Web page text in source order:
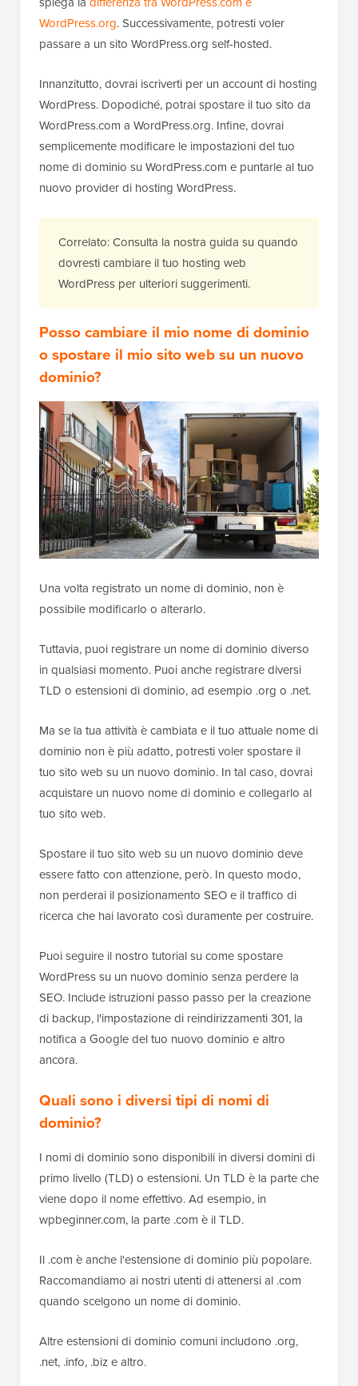
WordPress.org. Successivamente, potresti voler
passare a un sito WordPress.org self-hosted.
Innanzitutto, dovrai iscriverti per un account di hosting
WordPress. Dopodiché, potrai spostare il tuo sito da
WordPress.com a WordPress.org. Infine, dovrai
semplicemente modificare le impostazioni del tuo
nome di dominio su WordPress.com e puntarle al tuo
nuovo provider di hosting WordPress.
Correlato: Consulta la nostra guida su quando
dovresti cambiare il tuo hosting web
WordPress per ulteriori suggerimenti.
Posso cambiare il mio nome di dominio
o spostare il mio sito web su un nuovo
dominio?
Una volta registrato un nome di dominio, non è
possibile modificarlo o alterarlo.
Tuttavia, puoi registrare un nome di dominio diverso
in qualsiasi momento. Puoi anche registrare diversi
TLD o estensioni di dominio, ad esempio .org o .net.
Ma se la tua attività è cambiata e il tuo attuale nome di
dominio non è più adatto, potresti voler spostare il
tuo sito web su un nuovo dominio. In tal caso, dovrai
acquistare un nuovo nome di dominio e collegarlo al
tuo sito web.
Spostare il tuo sito web su un nuovo dominio deve
essere fatto con attenzione, però. In questo modo,
non perderai il posizionamento SEO e il traffico di
ricerca che hai lavorato così duramente per costruire.
Puoi seguire il nostro tutorial su come spostare
WordPress su un nuovo dominio senza perdere la
SEO. Include istruzioni passo passo per la creazione
di backup, l'impostazione di reindirizzamenti 301, la
notifica a Google del tuo nuovo dominio e altro
ancora.
Quali sono i diversi tipi di nomi di
dominio?
I nomi di dominio sono disponibili in diversi domini di
primo livello (TLD) o estensioni. Un TLD è la parte che
viene dopo il nome effettivo. Ad esempio, in
wpbeginner.com, la parte .com è il TLD.
Il .com è anche l'estensione di dominio più popolare.
Raccomandiamo ai nostri utenti di attenersi al .com
quando scelgono un nome di dominio.
Altre estensioni di dominio comuni includono .org,
.net, .info, .biz e altro.